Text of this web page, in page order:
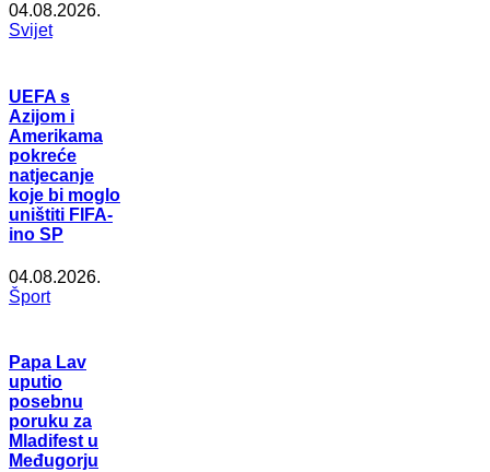
04.08.2026.
Svijet
UEFA s
Azijom i
Amerikama
pokreće
natjecanje
koje bi moglo
uništiti FIFA-
ino SP
04.08.2026.
Šport
Papa Lav
uputio
posebnu
poruku za
Mladifest u
Međugorju